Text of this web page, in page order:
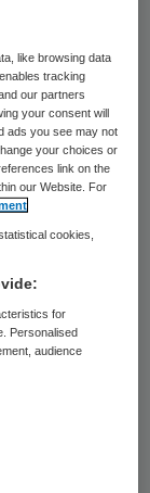
Op
op
website
eisen
like browsing data
tracking
our partners
your consent will
ads you see may not
your choices or
link on the
our Website. For
cookies,
for
Personalised
audience